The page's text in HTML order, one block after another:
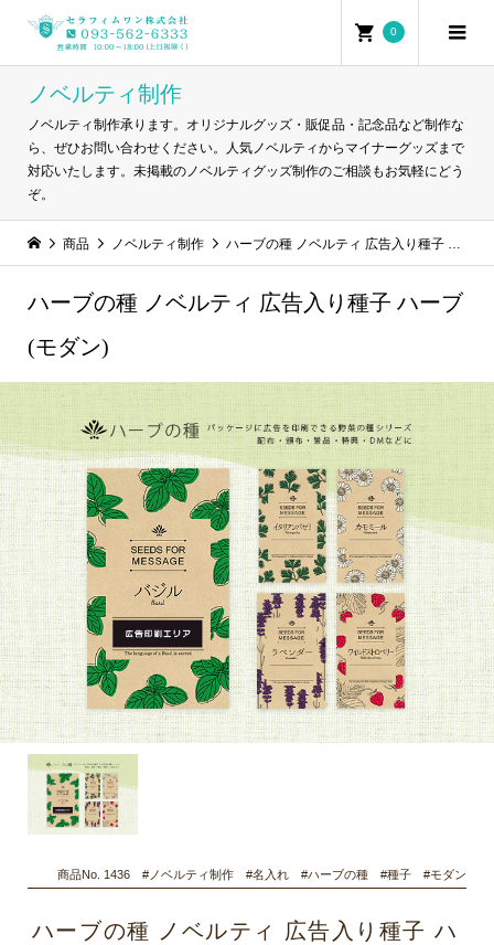
0
ノベルティ制作
ノベルティ制作承ります。オリジナルグッズ・販促品・記念品など制作な
ら、ぜひお問い合わせください。人気ノベルティからマイナーグッズまで
対応いたします。未掲載のノベルティグッズ制作のご相談もお気軽にどう
ぞ。
商品 ノベルティ制作 ハーブの種 ノベルティ 広告入り種子 ハーブ (モダン)
ハーブの種 ノベルティ 広告入り種子 ハーブ
(モダン)
商品No. 1436 #ノベルティ制作 #名入れ #ハーブの種 #種子 #モダン
ハーブの種 ノベルティ 広告入り種子 ハ